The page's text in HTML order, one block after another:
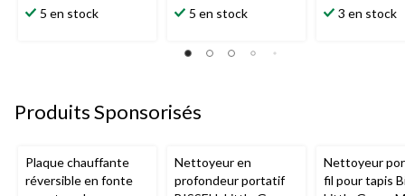
5 en stock 5 en stock 3 en stock
Produits Sponsorisés
Plaque chauffante
réversible en fonte
Nettoyeur en
profondeur portatif
Nettoyeur
fil pour tapis